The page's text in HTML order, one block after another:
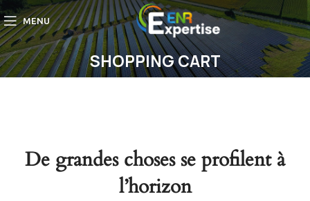
MENU
SHOPPING CART
De grandes choses se profilent à
l’horizon